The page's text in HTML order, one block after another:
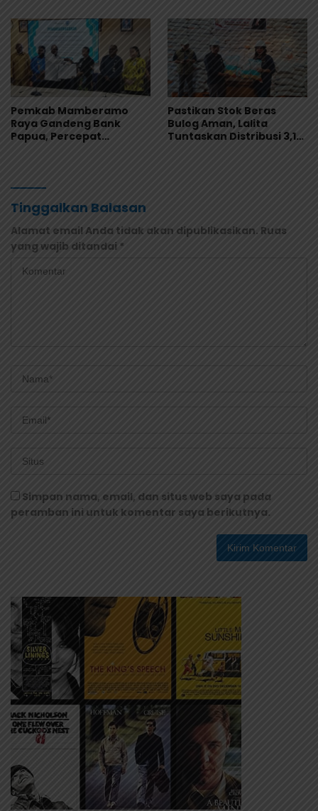
Pemkab Mamberamo
Raya Gandeng Bank
Papua, Percepat
Pastikan Stok Beras
Bulog Aman, Lalita
Tuntaskan Distribusi 3,1
Tinggalkan Balasan
Alamat email Anda tidak akan dipublikasikan. Ruas
yang wajib ditandai *
Simpan nama, email, dan situs web saya pada
peramban ini untuk komentar saya berikutnya.